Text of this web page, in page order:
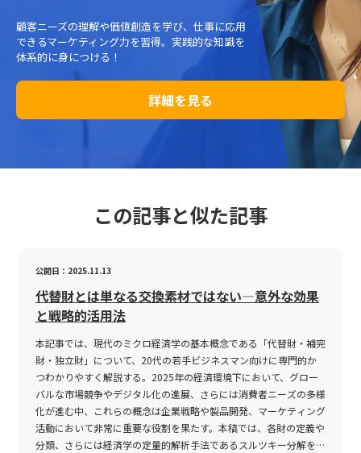
顧客ニーズの理解や価値創造を学び、仕事に応用
できるマーケティング力を習得。実践的な知識を
体系的に身につける！
詳細を見る
この記事と似た記事
公開日：2025.11.13
代替財とは単なる交換素材ではない―意外な効果
と戦略的活用法
本記事では、現代のミクロ経済学の基本概念である「代替財・補完
財・独立財」について、20代の若手ビジネスマン向けに専門的か
つわかりやすく解説する。2025年の経済環境下において、グロー
バルな市場競争やデジタル化の進展、さらには消費者ニーズの多様
化が進む中、これらの概念は企業戦略や製品開発、マーケティング
活動において非常に重要な役割を果たす。本稿では、各財の定義や
分類、さらには経済学の定量的解析手法であるスルツキー分解を交